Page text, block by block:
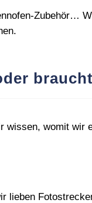
wissen, womit wir
lieben